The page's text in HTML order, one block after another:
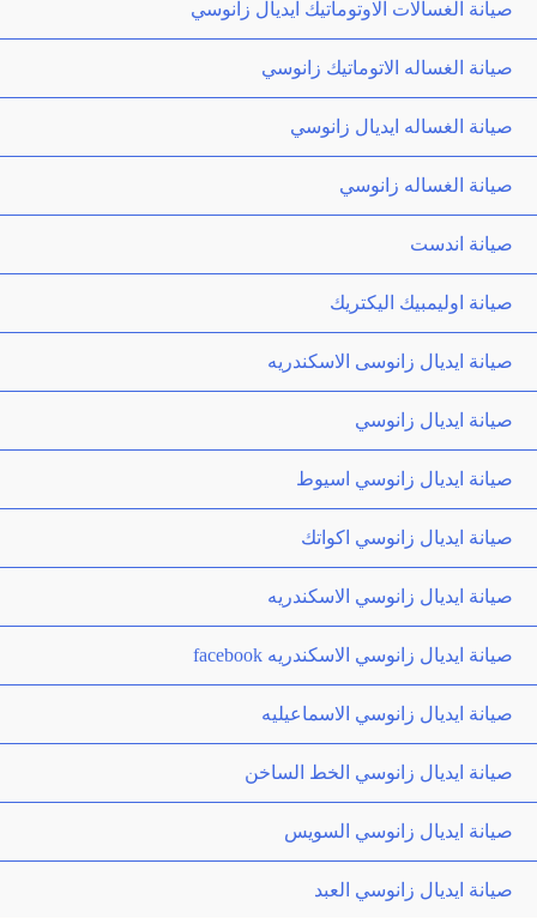
صيانة الغسالات الاوتوماتيك ايديال زانوسي
صيانة الغساله الاتوماتيك زانوسي
صيانة الغساله ايديال زانوسي
صيانة الغساله زانوسي
صيانة اندست
صيانة اوليمبيك اليكتريك
صيانة ايديال زانوسى الاسكندريه
صيانة ايديال زانوسي
صيانة ايديال زانوسي اسيوط
صيانة ايديال زانوسي اكواتك
صيانة ايديال زانوسي الاسكندريه
صيانة ايديال زانوسي الاسكندريه facebook
صيانة ايديال زانوسي الاسماعيليه
صيانة ايديال زانوسي الخط الساخن
صيانة ايديال زانوسي السويس
صيانة ايديال زانوسي العبد